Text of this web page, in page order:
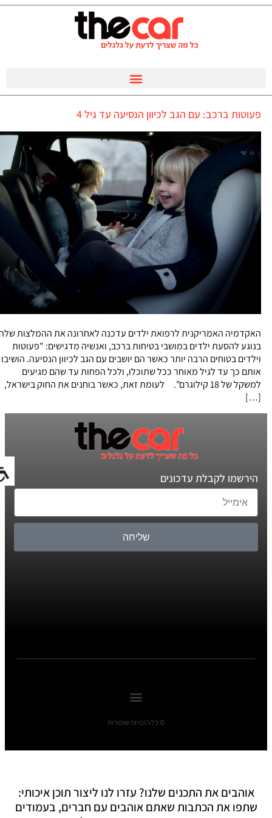
פעוטות ברכב: עם הגב לכיוון הנסיעה עד גיל 4
האקדמיה האמריקנית לרפואת ילדים עדכנה לאחרונה את ההמלצות שלה
בנוגע להסעת ילדים במושבי בטיחות ברכב, ואנשיה מדגישים: "פעוטות
וילדים בטוחים הרבה יותר כאשר הם יושבים עם הגב לכיוון הנסיעה. הושיבו
אותם כך עד לגיל מאוחר ככל שתוכלו, ולכל הפחות עד שהם מגיעים
למשקל של 18 קילוגרם". לעומת זאת, כאשר בוחנים את החוק בישראל,
[…]
הירשמו לקבלת עדכונים
שליחה
© כל הזכויות שומורות
אוהבים את התכנים שלנו? עזרו לנו ליצור תוכן איכותי:
שתפו את הכתבות שאתם אוהבים עם חברים, בעמודים